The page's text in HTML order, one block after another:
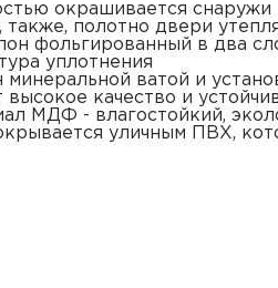
окрашивается снаружи
полотно двери
фольгированный в два
уплотнения
ватой и
качество и
МДФ - влагостойкий,
уличным ПВХ,